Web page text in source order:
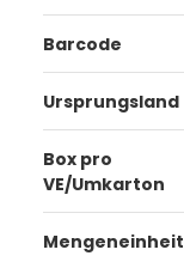
Barcode
Ursprungsland
Box pro
VE/Umkarton
Mengeneinheit